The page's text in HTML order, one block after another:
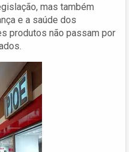
mas também
e a saúde dos
produtos não passam por